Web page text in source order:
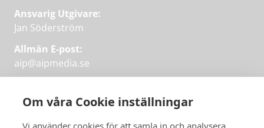
Om våra Cookie inställningar
Vi använder cookies för att samla in och analysera
Ansvarig Utgivare:
Jan Söderström
Allmän E-post:
aip@aipmedia.se
aip@flowyinfo.seeller 08-1210 60 40.